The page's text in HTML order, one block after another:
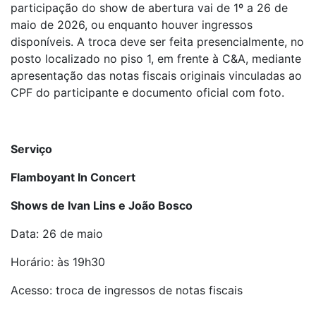
participação do show de abertura vai de 1º a 26 de
maio de 2026, ou enquanto houver ingressos
disponíveis. A troca deve ser feita presencialmente, no
posto localizado no piso 1, em frente à C&A, mediante
apresentação das notas fiscais originais vinculadas ao
CPF do participante e documento oficial com foto.
Serviço
Flamboyant In Concert
Shows de Ivan Lins e João Bosco
Data: 26 de maio
Horário: às 19h30
Acesso: troca de ingressos de notas fiscais